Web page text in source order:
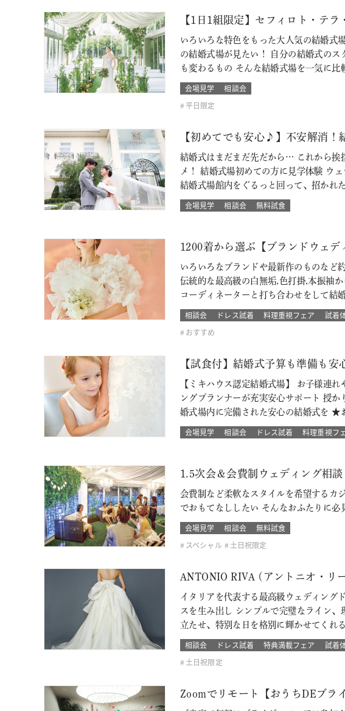
【1日1組限定】セフィロト・テ
いろいろな特色をもった大人気の結婚式
の結婚式場が見たい！ 自分の結婚式の
も変わるもの そんな結婚式場を一気に
会場見学
相談会
平日限定
【初めてでも安心♪】不安解消！
結婚式はまだまだ先だから… これから
メ！ 結婚式場初めての方に見学体験 ウ
結婚式場館内をぐるっと回って、招かれ
会場見学 相談会 無料試食
1200着から選ぶ【ブランドウェ
いろいろなブランドや最新作のものなど
伝統的な最高級の白無垢,色打掛,本振袖
コーディネーターと打ち合わせをして結
相談会 ドレス試着 料理重視フェア
試着
おすすめ
【試食付】結婚式予算も準備も
【ミキハウス認定結婚式場】 お子様連
ングプランナーが充実安心サポート 授
婚式場内に完備された安心の結婚式を
会場見学 相談会 ドレス試着 料理重視フ
1.5次会＆会費制ウェディング相談
会費制など柔軟なスタイルを希望するカ
でおもてなししたい そんなおふたりに
会場見学 相談会
無料試食
スペシャル
土日祝限定
ANTONIO RIVA (アントニオ・リ
イタリアを代表する最高級ウェディング
スを生み出し シンプルで完璧なライン
立たせ、特別な日を格別に輝かせてくれ
相談会 ドレス試着 特典満載フェア
試着
土日祝限定
Zoomでリモート【おうちDEブラ